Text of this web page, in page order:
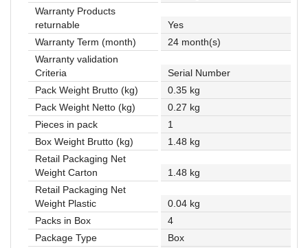
zabava
Zdravlje
DESK
STORE
Pokloni
Warranty Products
returnable
Yes
Warranty Term (month)
24 month(s)
Warranty validation
Criteria
Serial Number
Pack Weight Brutto (kg)
0.35 kg
Pack Weight Netto (kg)
0.27 kg
Pieces in pack
1
Box Weight Brutto (kg)
1.48 kg
Retail Packaging Net
Weight Carton
1.48 kg
Retail Packaging Net
Weight Plastic
0.04 kg
Packs in Box
4
Package Type
Box